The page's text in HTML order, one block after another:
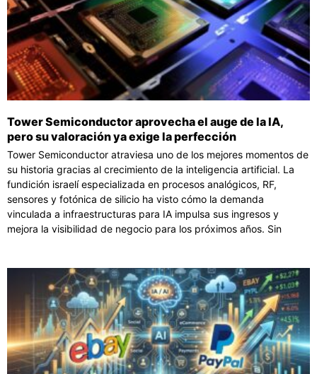
Tower Semiconductor aprovecha el auge de la IA,
pero su valoración ya exige la perfección
Tower Semiconductor atraviesa uno de los mejores momentos de
su historia gracias al crecimiento de la inteligencia artificial. La
fundición israelí especializada en procesos analógicos, RF,
sensores y fotónica de silicio ha visto cómo la demanda
vinculada a infraestructuras para IA impulsa sus ingresos y
mejora la visibilidad de negocio para los próximos años. Sin